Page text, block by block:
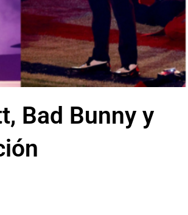
Bad Bunny y